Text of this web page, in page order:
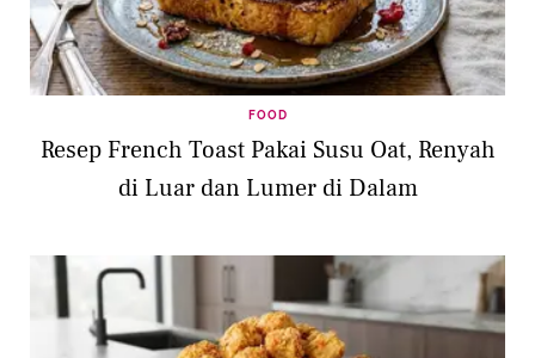
FOOD
Resep French Toast Pakai Susu Oat, Renyah
di Luar dan Lumer di Dalam